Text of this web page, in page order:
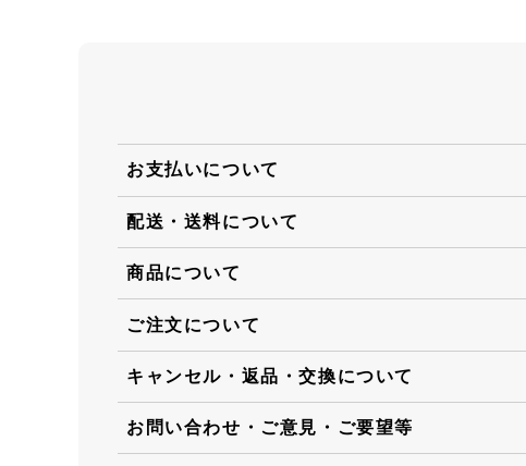
お支払いについて
配送・送料について
商品について
ご注文について
キャンセル・返品・交換について
お問い合わせ・ご意見・ご要望等